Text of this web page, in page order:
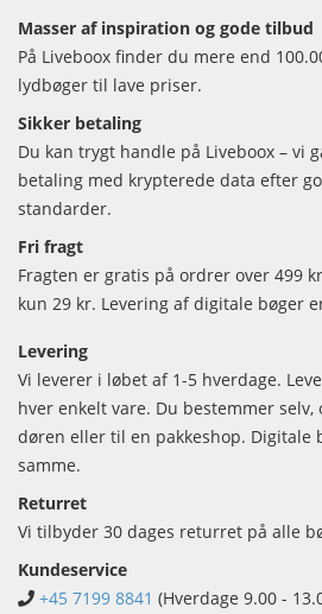
Masser af inspiration og gode tilbud
På Liveboox finder du mere end
lydbøger til lave priser.
Sikker betaling
Du kan trygt handle på Liveboox – vi
betaling med krypterede data efter
standarder.
Fri fragt
Fragten er gratis på ordrer over 499
kun 29 kr. Levering af digitale bøger
Levering
Vi leverer i løbet af 1-5 hverdage.
hver enkelt vare. Du bestemmer
døren eller til en pakkeshop. Digitale
samme.
Returret
Vi tilbyder 30 dages returret på alle
Kundeservice
+45 7199 8841 (Hverdage 9.00 -